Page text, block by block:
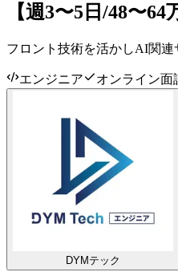
【週3〜5日/48〜
フロント技術を活かしAI関連
エンジニア オンライン面
DYMテック